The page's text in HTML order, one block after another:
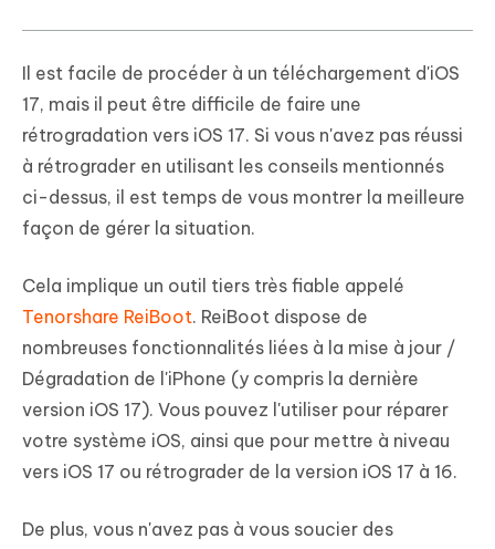
Il est facile de procéder à un téléchargement d'iOS
17, mais il peut être difficile de faire une
rétrogradation vers iOS 17. Si vous n'avez pas réussi
à rétrograder en utilisant les conseils mentionnés
ci-dessus, il est temps de vous montrer la meilleure
façon de gérer la situation.
Cela implique un outil tiers très fiable appelé
Tenorshare ReiBoot. ReiBoot dispose de
nombreuses fonctionnalités liées à la mise à jour /
Dégradation de l'iPhone (y compris la dernière
version iOS 17). Vous pouvez l'utiliser pour réparer
votre système iOS, ainsi que pour mettre à niveau
vers iOS 17 ou rétrograder de la version iOS 17 à 16.
De plus, vous n'avez pas à vous soucier des